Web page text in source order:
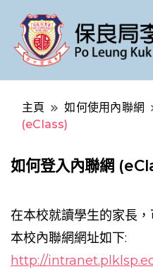
Po Leung Kuk Lee
主頁 如何使用內聯網
(eClass)
如何登入內聯網
在本校就讀學生的家長
本校內聯網網址如下:
http://